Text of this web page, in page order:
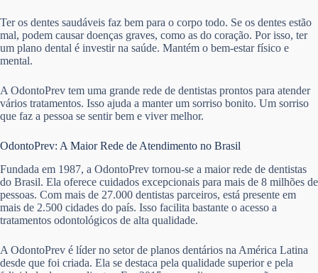
Ter os dentes saudáveis faz bem para o corpo todo. Se os dentes estão
mal, podem causar doenças graves, como as do coração. Por isso, ter
um plano dental é investir na saúde. Mantém o bem-estar físico e
mental.
A OdontoPrev tem uma grande rede de dentistas prontos para atender
vários tratamentos. Isso ajuda a manter um sorriso bonito. Um sorriso
que faz a pessoa se sentir bem e viver melhor.
OdontoPrev: A Maior Rede de Atendimento no Brasil
Fundada em 1987, a OdontoPrev tornou-se a maior rede de dentistas
do Brasil. Ela oferece cuidados excepcionais para mais de 8 milhões de
pessoas. Com mais de 27.000 dentistas parceiros, está presente em
mais de 2.500 cidades do país. Isso facilita bastante o acesso a
tratamentos odontológicos de alta qualidade.
A OdontoPrev é líder no setor de planos dentários na América Latina
desde que foi criada. Ela se destaca pela qualidade superior e pela